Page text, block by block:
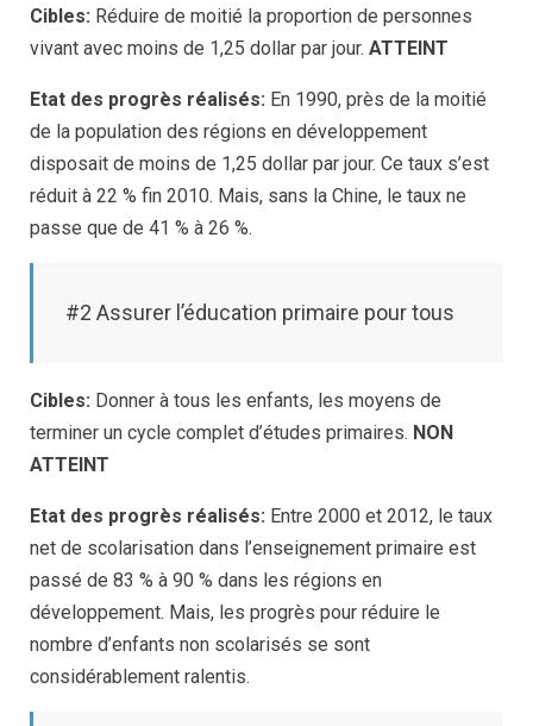
Cibles: Réduire de moitié la proportion de personnes
vivant avec moins de 1,25 dollar par jour. ATTEINT
Etat des progrès réalisés: En 1990, près de la moitié
de la population des régions en développement
disposait de moins de 1,25 dollar par jour. Ce taux s’est
réduit à 22 % fin 2010. Mais, sans la Chine, le taux ne
passe que de 41 % à 26 %.
#2 Assurer l’éducation primaire pour tous
Cibles: Donner à tous les enfants, les moyens de
terminer un cycle complet d’études primaires. NON
ATTEINT
Etat des progrès réalisés: Entre 2000 et 2012, le taux
net de scolarisation dans l’enseignement primaire est
passé de 83 % à 90 % dans les régions en
développement. Mais, les progrès pour réduire le
nombre d’enfants non scolarisés se sont
considérablement ralentis.